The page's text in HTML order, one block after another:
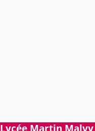
Lycée Martin Malvy